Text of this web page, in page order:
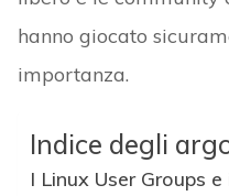
hanno giocato
importanza.
Indice degli
I Linux User Groups